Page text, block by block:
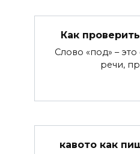
Как
Слово «под» – это
речи,
кавото как